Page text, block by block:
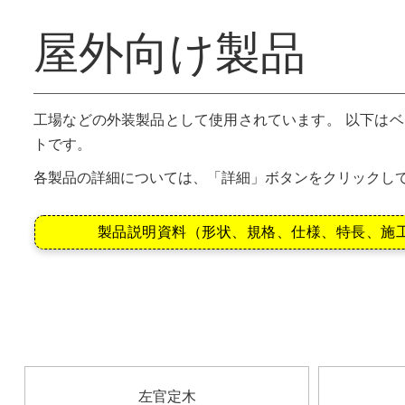
屋外向け製品
工場などの外装製品として使用されています。 以下は
トです。
各製品の詳細については、「詳細」ボタンをクリックし
製品説明資料（形状、規格、仕様、特長、施
左官定木